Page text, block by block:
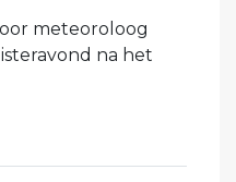
meteoroloog
na het